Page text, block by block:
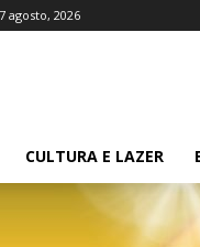
agosto, 2026
CULTURA E LAZER